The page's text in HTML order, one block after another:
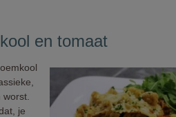
en tomaat
je